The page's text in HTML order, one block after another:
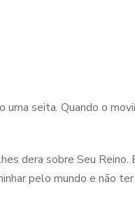
uma seita. Quando o
dera sobre Seu Reino.
pelo mundo e não